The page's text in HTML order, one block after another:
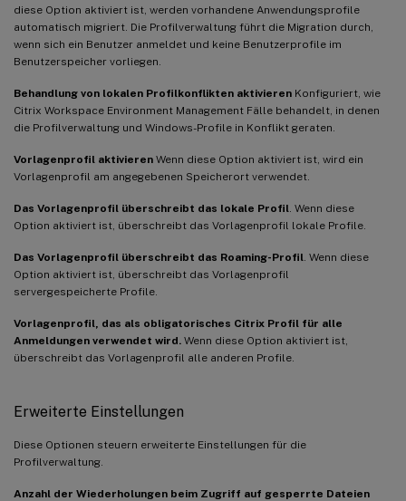
diese Option aktiviert ist, werden vorhandene Anwendungsprofile
automatisch migriert. Die Profilverwaltung führt die Migration durch,
wenn sich ein Benutzer anmeldet und keine Benutzerprofile im
Benutzerspeicher vorliegen.
Behandlung von lokalen Profilkonflikten aktivieren Konfiguriert, wie
Citrix Workspace Environment Management Fälle behandelt, in denen
die Profilverwaltung und Windows-Profile in Konflikt geraten.
Vorlagenprofil aktivieren Wenn diese Option aktiviert ist, wird ein
Vorlagenprofil am angegebenen Speicherort verwendet.
Das Vorlagenprofil überschreibt das lokale Profil . Wenn diese
Option aktiviert ist, überschreibt das Vorlagenprofil lokale Profile.
Das Vorlagenprofil überschreibt das Roaming-Profil . Wenn diese
Option aktiviert ist, überschreibt das Vorlagenprofil
servergespeicherte Profile.
Vorlagenprofil, das als obligatorisches Citrix Profil für alle
Anmeldungen verwendet wird. Wenn diese Option aktiviert ist,
überschreibt das Vorlagenprofil alle anderen Profile.
Erweiterte Einstellungen
Diese Optionen steuern erweiterte Einstellungen für die
Profilverwaltung.
Anzahl der Wiederholungen beim Zugriff auf gesperrte Dateien